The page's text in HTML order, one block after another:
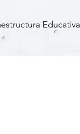
Educativa